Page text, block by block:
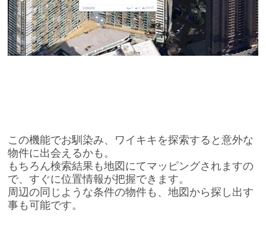
この機能でお馴染み、ワイキキを探索すると意外な
物件に出会えるかも。
もちろん検索結果も地図にてマッピングされますの
で、すぐに位置情報が把握できます。
周辺の同じような条件の物件も、地図から探し出す
事も可能です。